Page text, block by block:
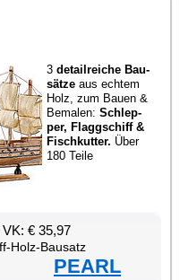
3 de­tail­rei­che Bau­
sät­ze aus ech­tem
Holz, zum Bau­en &
Be­ma­len: Schlep­
per, Flagg­schiff &
Fisch­kut­ter. Über
180 Tei­le
€ 35,97
Holz-Bau­satz
PEARL